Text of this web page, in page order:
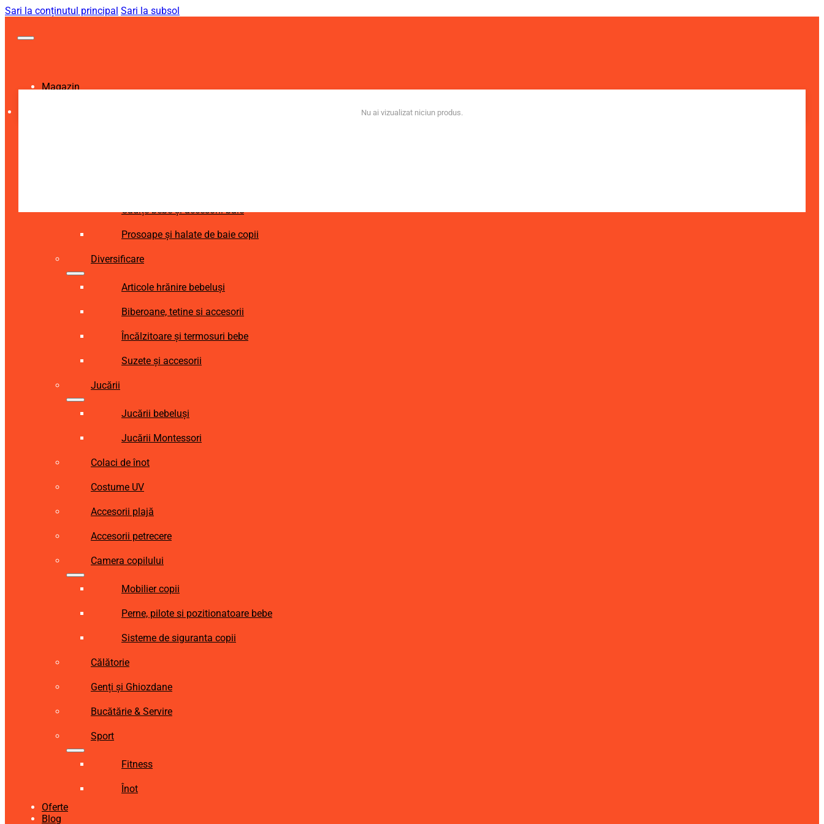
Sari la conținutul principal Sari la subsol
Magazin
Cădițe bebe și accesorii baie
Prosoape și halate de baie copii
Diversificare
Articole hrănire bebeluși
Biberoane, tetine si accesorii
Încălzitoare și termosuri bebe
Suzete și accesorii
Jucării
Jucării bebeluși
Jucării Montessori
Colaci de înot
Costume UV
Accesorii plajă
Accesorii petrecere
Camera copilului
Mobilier copii
Perne, pilote si pozitionatoare bebe
Sisteme de siguranta copii
Călătorie
Genți și Ghiozdane
Bucătărie & Servire
Sport
Fitness
Înot
Oferte
Blog
Nu ai vizualizat niciun produs.